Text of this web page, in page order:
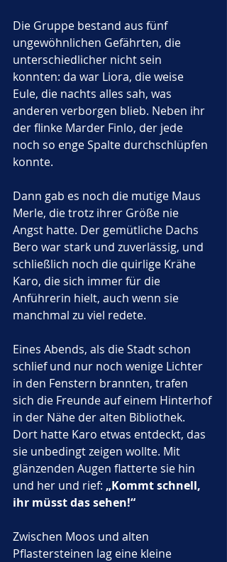
Die Gruppe bestand aus fünf
ungewöhnlichen Gefährten, die
unterschiedlicher nicht sein
konnten: da war Liora, die weise
Eule, die nachts alles sah, was
anderen verborgen blieb. Neben ihr
der flinke Marder Finlo, der jede
noch so enge Spalte durchschlüpfen
konnte.
Dann gab es noch die mutige Maus
Merle, die trotz ihrer Größe nie
Angst hatte. Der gemütliche Dachs
Bero war stark und zuverlässig, und
schließlich noch die quirlige Krähe
Karo, die sich immer für die
Anführerin hielt, auch wenn sie
manchmal zu viel redete.
Eines Abends, als die Stadt schon
schlief und nur noch wenige Lichter
in den Fenstern brannten, trafen
sich die Freunde auf einem Hinterhof
in der Nähe der alten Bibliothek.
Dort hatte Karo etwas entdeckt, das
sie unbedingt zeigen wollte. Mit
glänzenden Augen flatterte sie hin
und her und rief: „Kommt schnell,
ihr müsst das sehen!“
Zwischen Moos und alten
Pflastersteinen lag eine kleine